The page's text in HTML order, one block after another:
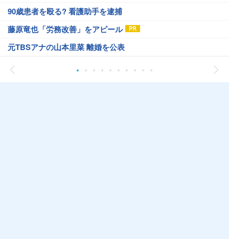
90歳患者を殴る? 看護助手を逮捕
藤原竜也「労務改善」をアピール
元TBSアナの山本里菜 離婚を公表